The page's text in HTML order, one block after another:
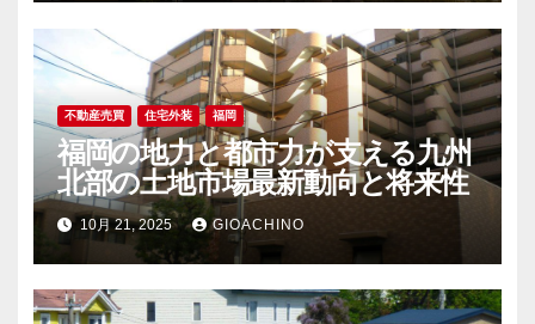
不動産売買 住宅外装 福岡
福岡の地力と都市力が支える九州
北部の土地市場最新動向と将来性
10月 21, 2025 GIOACHINO